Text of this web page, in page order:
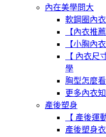
內在美學問大
軟鋼圈內
【內衣推
【小胸內
【 內衣尺
學
胸型怎麼看
更多內衣
產後塑身
【 產後運
產後塑身